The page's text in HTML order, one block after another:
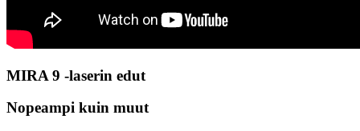
MIRA 9 -laserin edut
Nopeampi kuin muut